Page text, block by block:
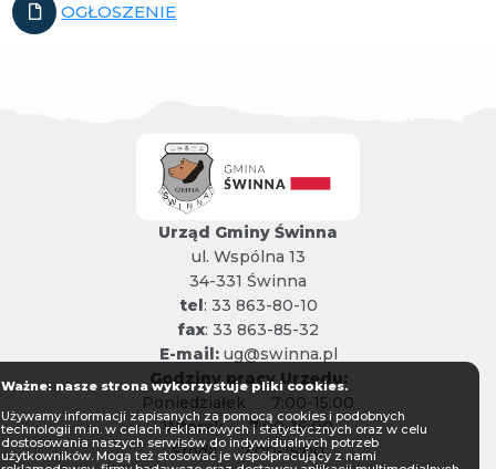
OGŁOSZENIE
Urząd Gminy Świnna
ul. Wspólna 13
34-331 Świnna
tel: 33 863-80-10
fax: 33 863-85-32
E-mail:ug@swinna.pl
Godziny pracy Urzędu:
Poniedziałek
7:00-15:00
Wtorek
7:00-16:00
Środa
7:00-15:00
Ważne: nasze strona wykorzystuje pliki cookies.
Używamy informacji zapisanych za pomocą cookies i podobnych
technologii m.in. w celach reklamowych i statystycznych oraz w celu
dostosowania naszych serwisów do indywidualnych potrzeb
użytkowników. Mogą też stosować je współpracujący z nami